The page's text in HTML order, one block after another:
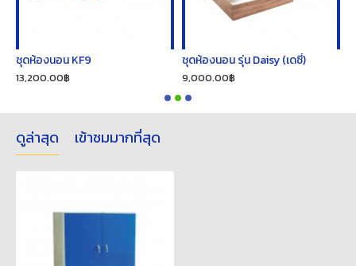
ชุดห้องนอน KF9
13,200.00฿
ชุดห้องนอน รุ่น Daisy (เดซี่)
9,000.00฿
ดูล่าสุด เข้าชมมากที่สุด